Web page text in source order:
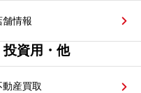
舗情報
投資用・他
動産買取